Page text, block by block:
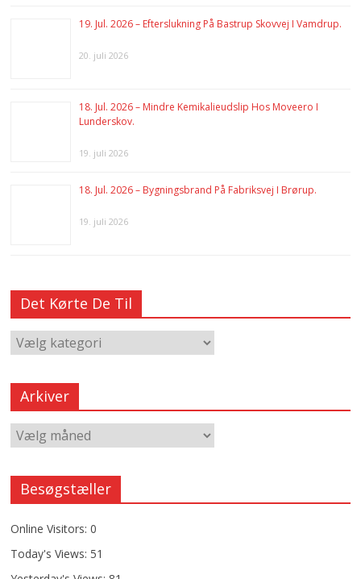
19. Jul. 2026 – Efterslukning På Bastrup Skovvej I Vamdrup.
20. juli 2026
18. Jul. 2026 – Mindre Kemikalieudslip Hos Moveero I
Lunderskov.
19. juli 2026
18. Jul. 2026 – Bygningsbrand På Fabriksvej I Brørup.
19. juli 2026
Det Kørte De Til
Arkiver
Besøgstæller
Online Visitors:0
Today's Views: 51